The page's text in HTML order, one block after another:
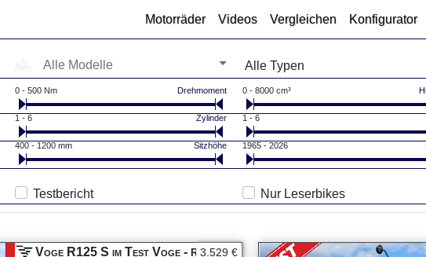
Motorräder Videos Vergleichen Konfigurator
Modell-Auswahl
Alle Modelle Alle Typen
0 - 500 Nm Drehmoment 0 - 8000 cm³
1 - 6 Zylinder 1 - 6
400 - 1200 mm Sitzhöhe 1965 - 2026
Testbericht Nur Leserbikes
Voge R125 S im TestVoge -R125S
3.529 €